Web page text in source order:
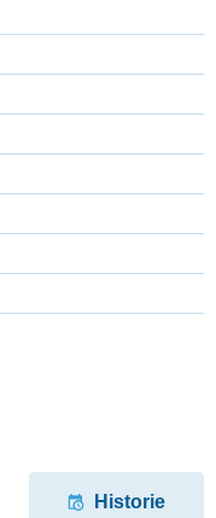
Historie